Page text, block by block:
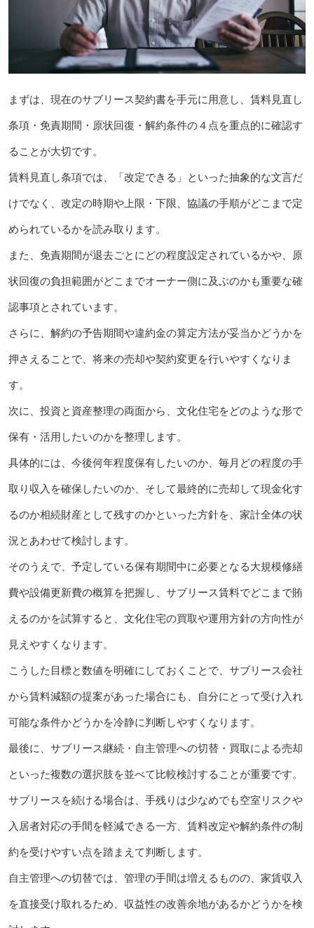
まずは、現在のサブリース契約書を手元に用意し、賃料見直し
条項・免責期間・原状回復・解約条件の４点を重点的に確認す
ることが大切です。
賃料見直し条項では、「改定できる」といった抽象的な文言だ
けでなく、改定の時期や上限・下限、協議の手順がどこまで定
められているかを読み取ります。
また、免責期間が退去ごとにどの程度設定されているかや、原
状回復の負担範囲がどこまでオーナー側に及ぶのかも重要な確
認事項とされています。
さらに、解約の予告期間や違約金の算定方法が妥当かどうかを
押さえることで、将来の売却や契約変更を行いやすくなりま
す。
次に、投資と資産整理の両面から、文化住宅をどのような形で
保有・活用したいのかを整理します。
具体的には、今後何年程度保有したいのか、毎月どの程度の手
取り収入を確保したいのか、そして最終的に売却して現金化す
るのか相続財産として残すのかといった方針を、家計全体の状
況とあわせて検討します。
そのうえで、予定している保有期間中に必要となる大規模修繕
費や設備更新費の概算を把握し、サブリース賃料でどこまで賄
えるのかを試算すると、文化住宅の買取や運用方針の方向性が
見えやすくなります。
こうした目標と数値を明確にしておくことで、サブリース会社
から賃料減額の提案があった場合にも、自分にとって受け入れ
可能な条件かどうかを冷静に判断しやすくなります。
最後に、サブリース継続・自主管理への切替・買取による売却
といった複数の選択肢を並べて比較検討することが重要です。
サブリースを続ける場合は、手残りは少なめでも空室リスクや
入居者対応の手間を軽減できる一方、賃料改定や解約条件の制
約を受けやすい点を踏まえて判断します。
自主管理への切替では、管理の手間は増えるものの、家賃収入
を直接受け取れるため、収益性の改善余地があるかどうかを検